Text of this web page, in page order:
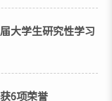
大学生研究性学习
6项荣誉